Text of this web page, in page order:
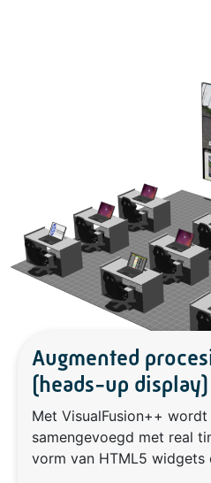
Augmented
(heads-up display)
Met VisualFusion++
samengevoegd met real
vorm van HTML5 widgets